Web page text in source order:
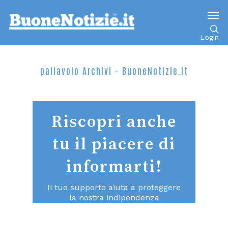
Login
pallavolo Archivi - BuoneNotizie.it
Riscopri anche
tu il piacere di
informarti!
Il tuo supporto aiuta a proteggere
la nostra indipendenza